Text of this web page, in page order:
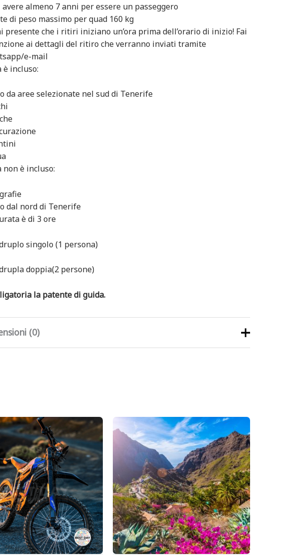
avere almeno 7 anni per essere un passeggero
di peso massimo per quad 160 kg
presente che i ritiri iniziano un’ora prima dell’orario di inizio! Fai
ai dettagli del ritiro che verranno inviati tramite
e-mail
è incluso:
da aree selezionate nel sud di Tenerife
non è incluso:
dal nord di Tenerife
è di 3 ore
singolo (1 persona)
doppia(2 persone)
la patente di guida.
(0)
della Corona – 3 ore (50%
sentieri)”
effettuare l’accessoper pubblicare una recensione.